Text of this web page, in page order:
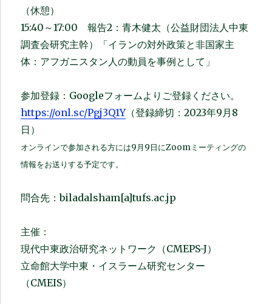
（休憩）
15:40～17:00 報告2：青木健太（公益財団法人中東
調査会研究主幹）「イランの対外政策と非国家主
体：アフガニスタン人の動員を事例として」
参加登録：Googleフォームよりご登録ください。
https://onl.sc/Pgj3Q1Y（登録締切：2023年9月8
日）
オンラインで参加される方には9月9日にZoomミーティングの
情報をお送りする予定です。
問合先：biladalsham[a]tufs.ac.jp
主催：
現代中東政治研究ネットワーク（CMEPS-J）
立命館大学中東・イスラーム研究センター
（CMEIS）